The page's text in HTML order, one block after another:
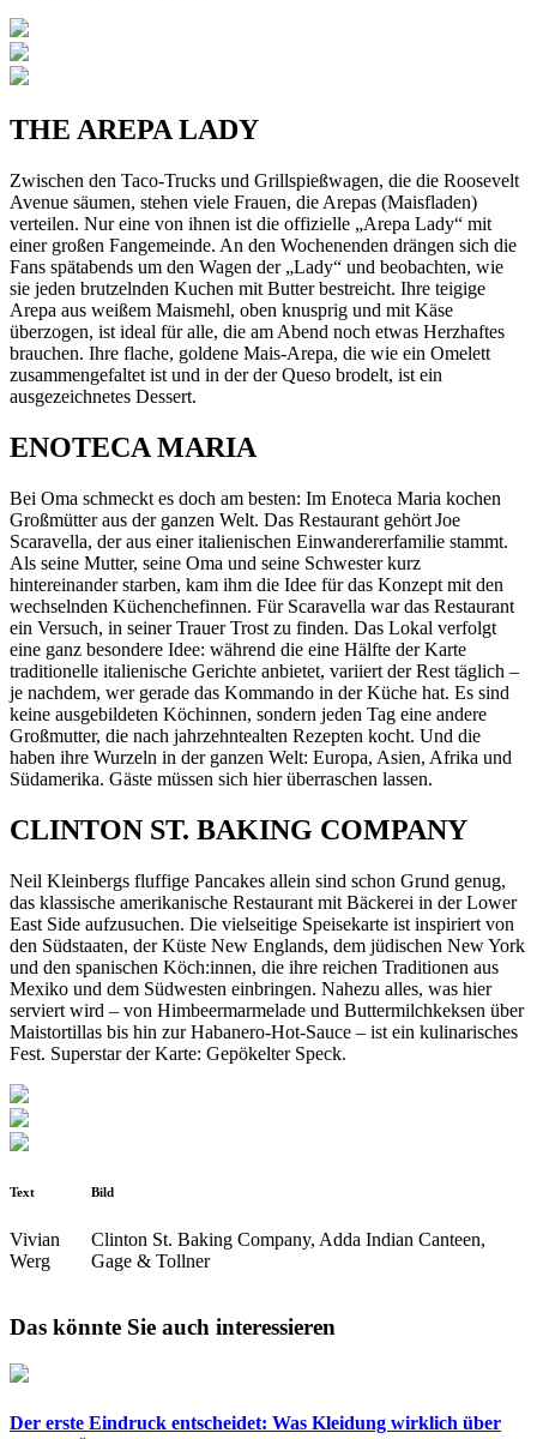
THE AREPA LADY
Zwischen den Taco-Trucks und Grillspießwagen, die die Roosevelt
Avenue säumen, stehen viele Frauen, die Arepas (Maisfladen)
verteilen. Nur eine von ihnen ist die offizielle „Arepa Lady“ mit
einer großen Fangemeinde. An den Wochenenden drängen sich die
Fans spätabends um den Wagen der „Lady“ und beobachten, wie
sie jeden brutzelnden Kuchen mit Butter bestreicht. Ihre teigige
Arepa aus weißem Maismehl, oben knusprig und mit Käse
überzogen, ist ideal für alle, die am Abend noch etwas Herzhaftes
brauchen. Ihre flache, goldene Mais-Arepa, die wie ein Omelett
zusammengefaltet ist und in der der Queso brodelt, ist ein
ausgezeichnetes Dessert.
ENOTECA MARIA
Bei Oma schmeckt es doch am besten: Im Enoteca Maria kochen
Großmütter aus der ganzen Welt. Das Restaurant gehört Joe
Scaravella, der aus einer italienischen Einwandererfamilie stammt.
Als seine Mutter, seine Oma und seine Schwester kurz
hintereinander starben, kam ihm die Idee für das Konzept mit den
wechselnden Küchenchefinnen. Für Scaravella war das Restaurant
ein Versuch, in seiner Trauer Trost zu finden. Das Lokal verfolgt
eine ganz besondere Idee: während die eine Hälfte der Karte
traditionelle italienische Gerichte anbietet, variiert der Rest täglich –
je nachdem, wer gerade das Kommando in der Küche hat. Es sind
keine ausgebildeten Köchinnen, sondern jeden Tag eine andere
Großmutter, die nach jahrzehntealten Rezepten kocht. Und die
haben ihre Wurzeln in der ganzen Welt: Europa, Asien, Afrika und
Südamerika. Gäste müssen sich hier überraschen lassen.
CLINTON ST. BAKING COMPANY
Neil Kleinbergs fluffige Pancakes allein sind schon Grund genug,
das klassische amerikanische Restaurant mit Bäckerei in der Lower
East Side aufzusuchen. Die vielseitige Speisekarte ist inspiriert von
den Südstaaten, der Küste New Englands, dem jüdischen New York
und den spanischen Köch:innen, die ihre reichen Traditionen aus
Mexiko und dem Südwesten einbringen. Nahezu alles, was hier
serviert wird – von Himbeermarmelade und Buttermilchkeksen über
Maistortillas bis hin zur Habanero-Hot-Sauce – ist ein kulinarisches
Fest. Superstar der Karte: Gepökelter Speck.
Text
Vivian
Werg
Bild
Clinton St. Baking Company, Adda Indian Canteen,
Gage & Tollner
Das könnte Sie auch interessieren
Der erste Eindruck entscheidet: Was Kleidung wirklich über